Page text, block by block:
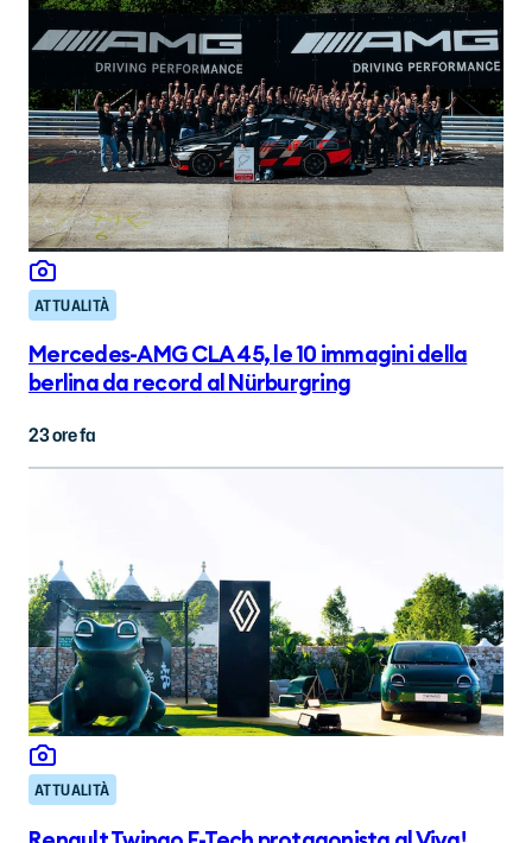
ATTUALITÀ
Mercedes-AMG CLA 45, le 10 immagini della
berlina da record al Nürburgring
23 ore fa
ATTUALITÀ